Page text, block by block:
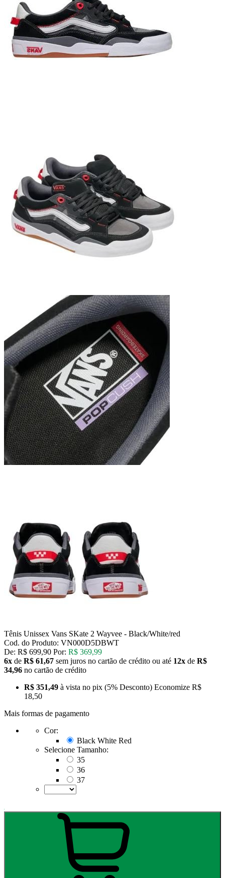
Tênis Unissex Vans SKate 2 Wayvee - Black/White/red
Cod. do Produto: VN000D5DBWT
De: R$ 699,90 Por: R$ 369,99
6x de R$ 61,67 sem juros no cartão de crédito ou até 12x de R$
34,96 no cartão de crédito
R$ 351,49 à vista no pix (5% Desconto) Economize R$
18,50
Mais formas de pagamento
Cor:
Black White Red
Selecione Tamanho:
35
36
37